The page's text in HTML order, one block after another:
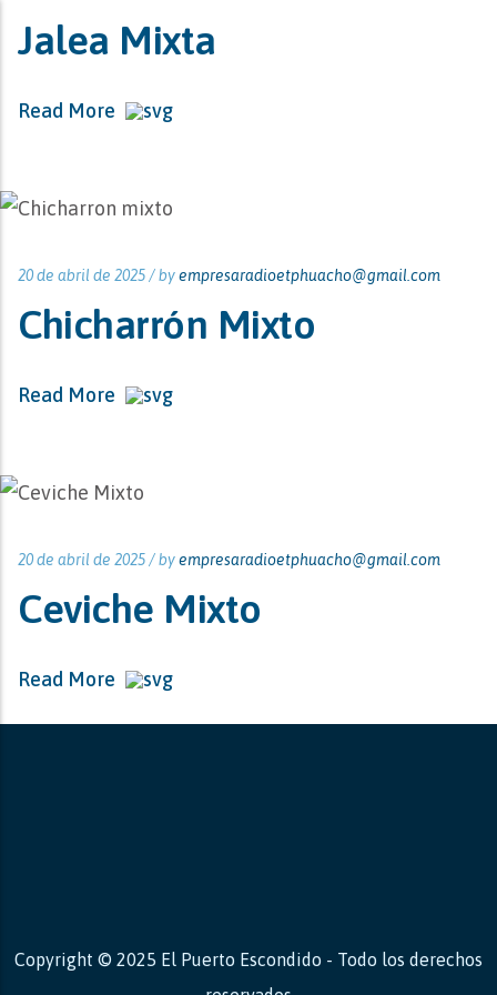
Jalea Mixta
Read More
20 de abril de 2025 /byempresaradioetphuacho@gmail.com
Chicharrón Mixto
Read More
20 de abril de 2025 /byempresaradioetphuacho@gmail.com
Ceviche Mixto
Read More
Copyright © 2025 El Puerto Escondido - Todo los derechos